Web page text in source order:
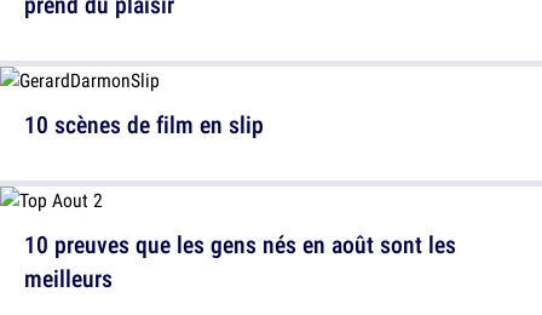
10 scènes de film en slip
10 preuves que les gens nés en août sont les
meilleurs